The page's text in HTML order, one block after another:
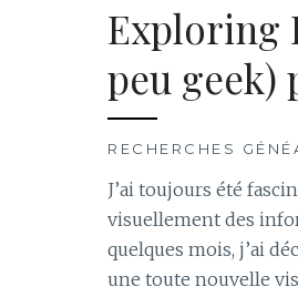
Exploring
peu geek)
RECHERCHES
J’ai toujours été
visuellement des
quelques mois, j’ai
une toute nouvelle